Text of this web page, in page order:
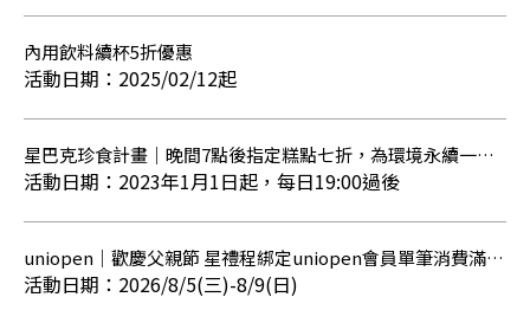
內用飲料續杯5折優惠
2025/02/12起
星巴克珍食計畫｜晚間7點後指定糕點七折，為環境永續一起
努力
2023年1月1日起，每日19:00過後
uniopen｜歡慶父親節 星禮程綁定uniopen會員單筆消費滿
888元享OPENPOINT點數10倍回饋
2026/8/5(三)-8/9(日)